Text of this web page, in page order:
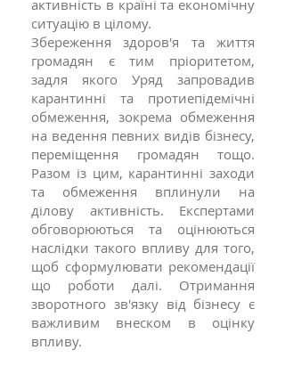
активність в країні та економічну
ситуацію в цілому.
Збереження здоров'я та життя
громадян є тим пріоритетом,
задля якого Уряд запровадив
карантинні та протиепідемічні
обмеження, зокрема обмеження
на ведення певних видів бізнесу,
переміщення громадян тощо.
Разом із цим, карантинні заходи
та обмеження вплинули на
ділову активність. Експертами
обговорюються та оцінюються
наслідки такого впливу для того,
щоб сформулювати рекомендації
що роботи далі. Отримання
зворотного зв'язку від бізнесу є
важливим внеском в оцінку
впливу.